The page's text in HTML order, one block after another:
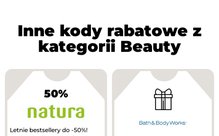
Inne kody rabatowe z
kategorii Beauty
50%
Letnie bestsellery do -50%!